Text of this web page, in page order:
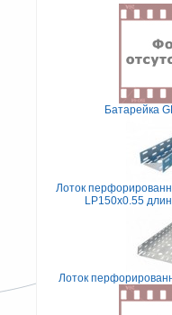
Батарейка
Лоток
LP150х0.55
Лоток